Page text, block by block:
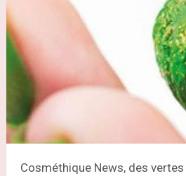
Cosméthique News, des